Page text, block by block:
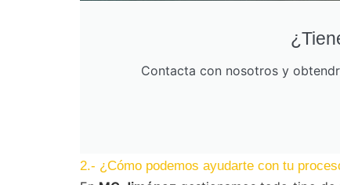
Contacta con nosotros y
2.- ¿Cómo podemos ayudarte con tu